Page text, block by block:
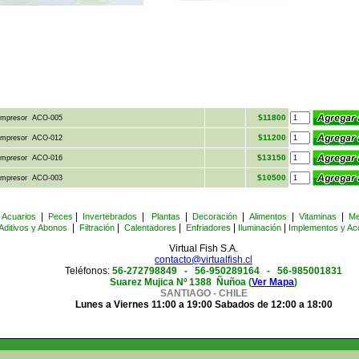
ACO-005 $11800
ACO-012 $11200
ACO-016 $13150
ACO-003 $10500
Acuarios Peces Invertebrados Plantas Decoración Alimentos Vitaminas
y Abonos Filtración| Calentadores Enfriadores Iluminación| Implementos y
Virtual Fish S.A.
contacto@virtualfish.cl
Teléfonos: 56-272798849 - 56-950289164 - 56-985001831
Suarez Mujica Nº 1388 Ñuñoa (Ver Mapa)
SANTIAGO - CHILE
Lunes a Viernes 11:00 a 19:00 Sabados de 12:00 a 18:00